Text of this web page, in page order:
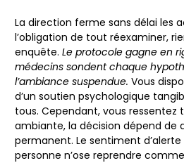
La direction ferme sans délai les
l’obligation de tout réexaminer,
enquête. Le protocole gagne en
médecins sondent chaque
l’ambiance suspendue. Vous
d’un soutien psychologique
tous. Cependant, vous ressentez
ambiante, la décision dépend de
permanent. Le sentiment
personne n’ose reprendre